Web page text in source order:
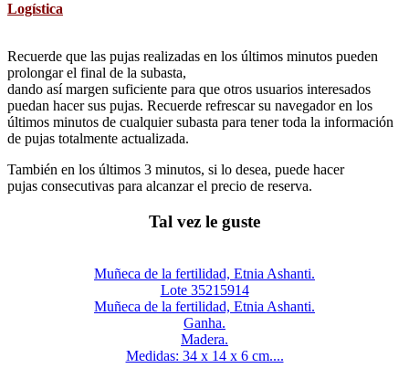
Logística
Recuerde que las pujas realizadas en los últimos minutos pueden
prolongar el final de la subasta,
dando así margen suficiente para que otros usuarios interesados
puedan hacer sus pujas. Recuerde refrescar su navegador en los
últimos minutos de cualquier subasta para tener toda la información
de pujas totalmente actualizada.
También en los últimos 3 minutos, si lo desea, puede hacer
pujas consecutivas para alcanzar el precio de reserva.
Tal vez le guste
Muñeca de la fertilidad, Etnia Ashanti.
Lote 35215914
Muñeca de la fertilidad, Etnia Ashanti.
Ganha.
Madera.
Medidas: 34 x 14 x 6 cm....